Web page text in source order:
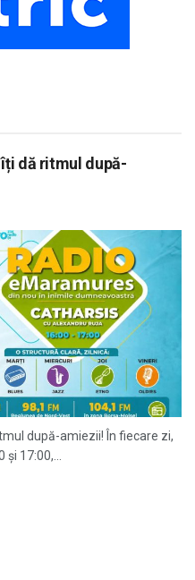
dă ritmul după-
după-amiezii! În fiecare zi,
17:00,...